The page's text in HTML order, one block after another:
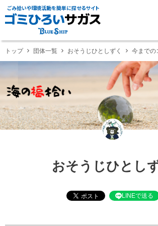
ごみ拾いや環境活動を簡単に探せるサイト
トップ 団体一覧 おそうじひとしずく 今までの
おそうじひとし
LINEで送る